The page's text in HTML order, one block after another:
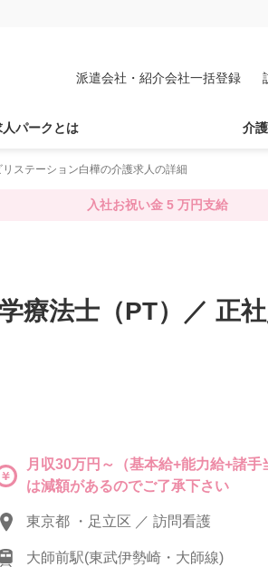
派遣会社・紹介会社一括登録
パークとは 介
ステーション白樺の介護求人の詳細
入社お祝い金 5 万円支給
療法士（PT）／ 正
月収30万円～（基本給+能力給+諸
は減額があるのでご了承下さい
東京都 ・足立区 ／ 訪問看護
大師前駅(東武伊勢崎・大師線)